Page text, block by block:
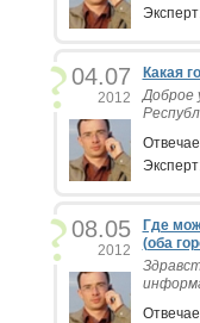
04.07
2012
Какая
Доброе
08.05
2012
Где
(оба